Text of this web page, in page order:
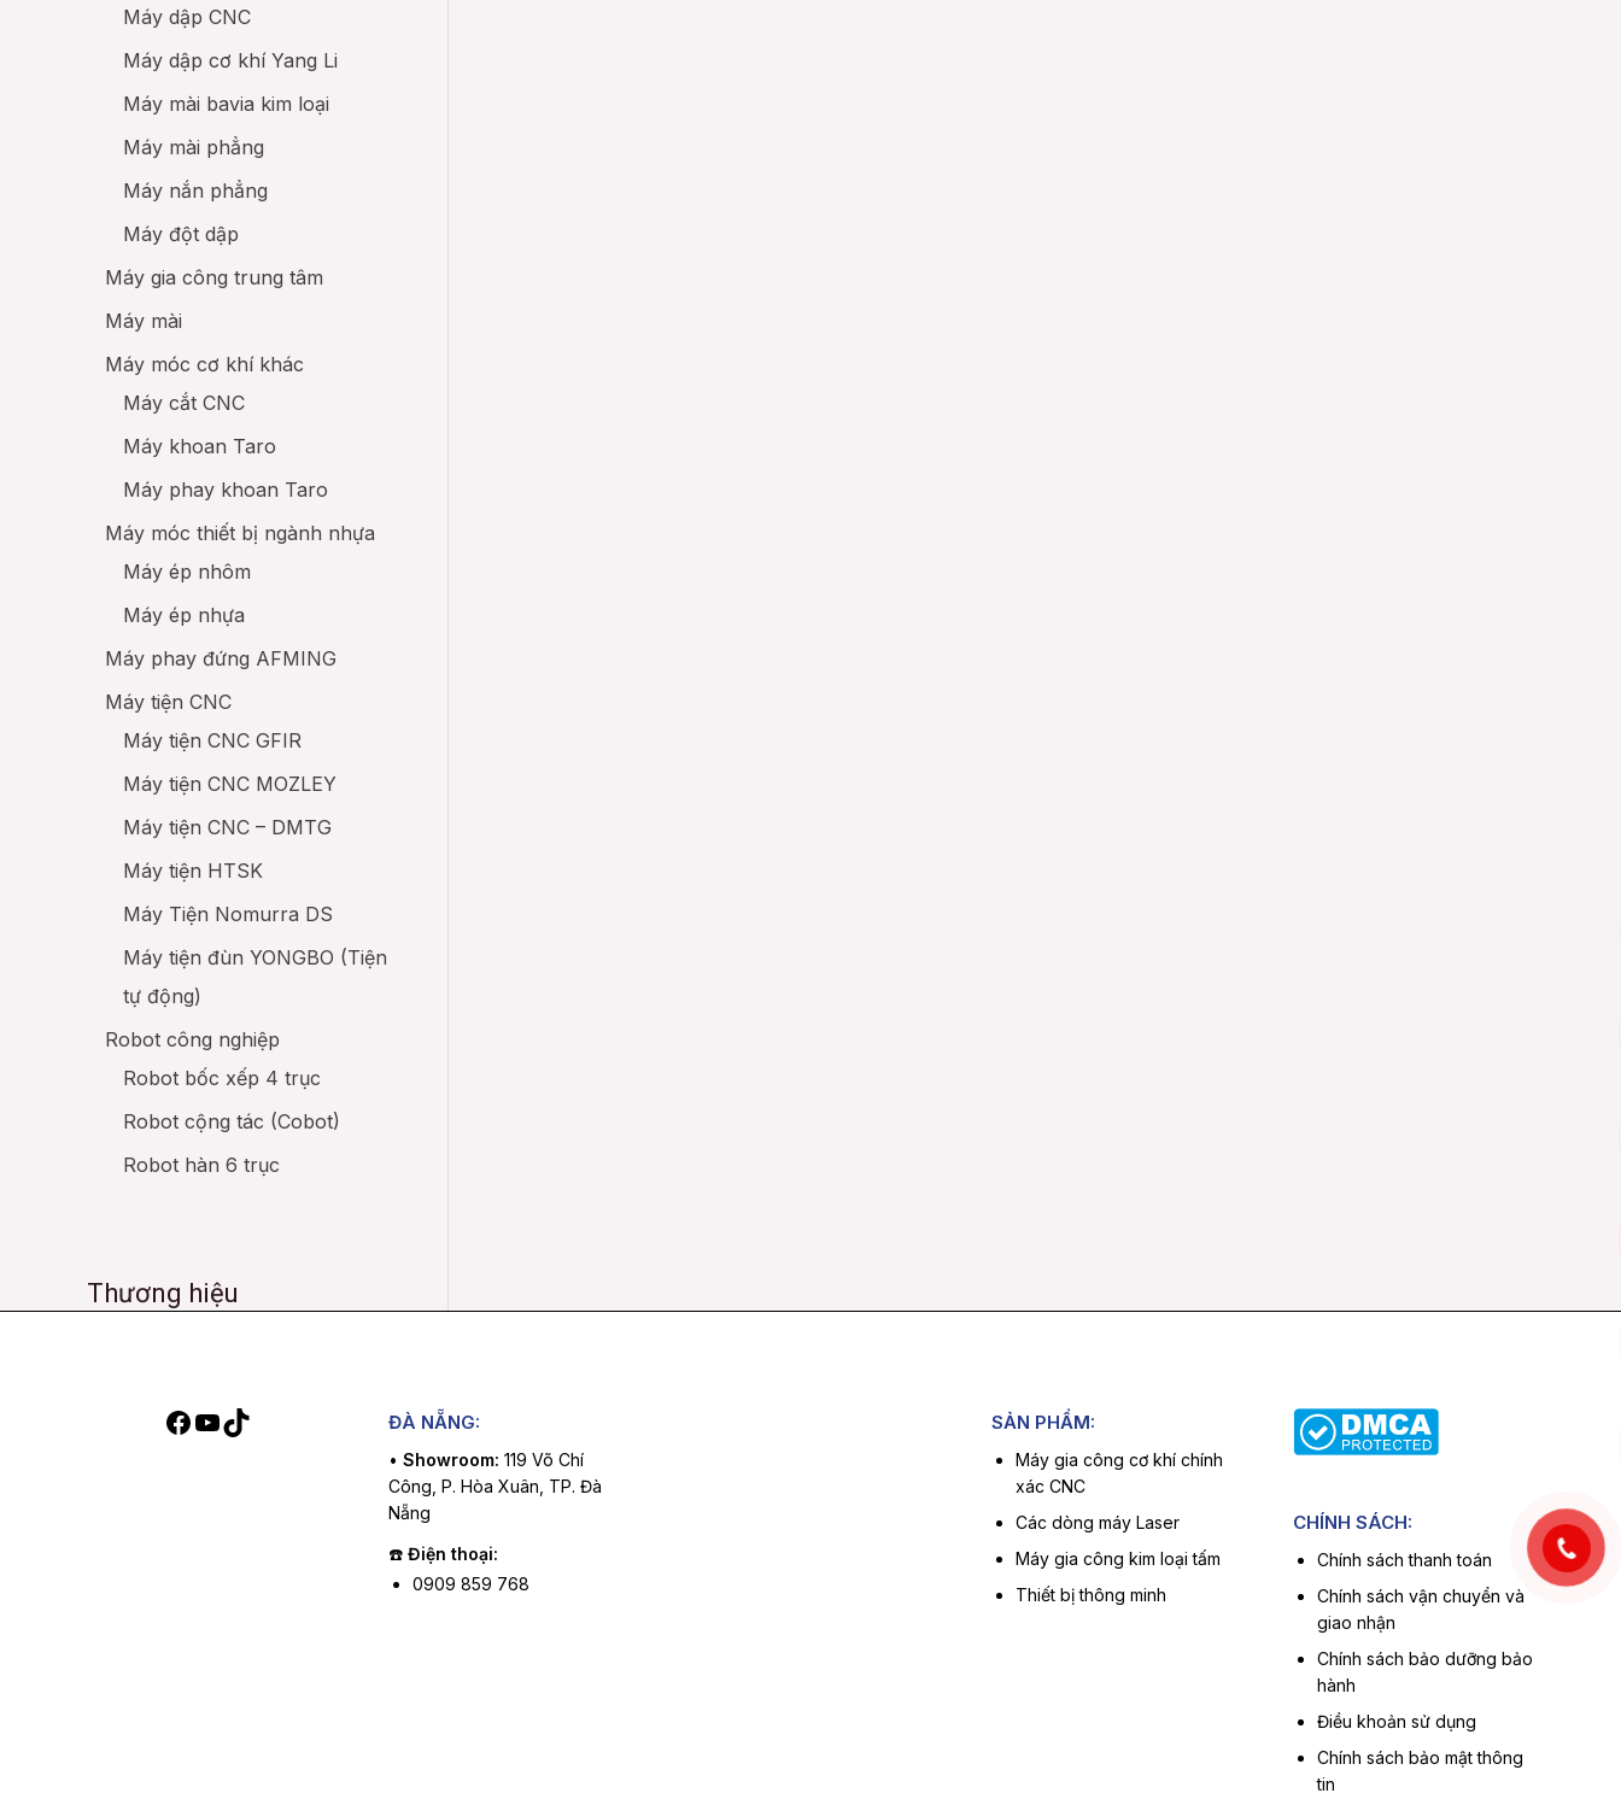
Máy dập CNC
Máy dập cơ khí Yang Li
Máy mài bavia kim loại
Máy mài phẳng
Máy nắn phẳng
Máy đột dập
Máy gia công trung tâm
Máy mài
Máy móc cơ khí khác
Máy cắt CNC
Máy khoan Taro
Máy phay khoan Taro
Máy móc thiết bị ngành nhựa
Máy ép nhôm
Máy ép nhựa
Máy phay đứng AFMING
Máy tiện CNC
Máy tiện CNC GFIR
Máy tiện CNC MOZLEY
Máy tiện CNC – DMTG
Máy tiện HTSK
Máy Tiện Nomurra DS
Máy tiện đùn YONGBO (Tiện
tự động)
Robot công nghiệp
Robot bốc xếp 4 trục
Robot cộng tác (Cobot)
Robot hàn 6 trục
Thương hiệu
Facebook
YouTube
TikTok ĐÀ NẴNG:
• Showroom: 119 Võ Chí
Công, P. Hòa Xuân, TP. Đà
Nẵng
☎️ Điện thoại:
0909 859 768
SẢN PHẨM:
Máy gia công cơ khí chính
xác CNC
Các dòng máy Laser
Máy gia công kim loại tấm
Thiết bị thông minh
CHÍNH SÁCH:
Chính sách thanh toán
Chính sách vận chuyển và
giao nhận
Chính sách bảo dưỡng bảo
hành
Điều khoản sử dụng
Chính sách bảo mật thông
tin